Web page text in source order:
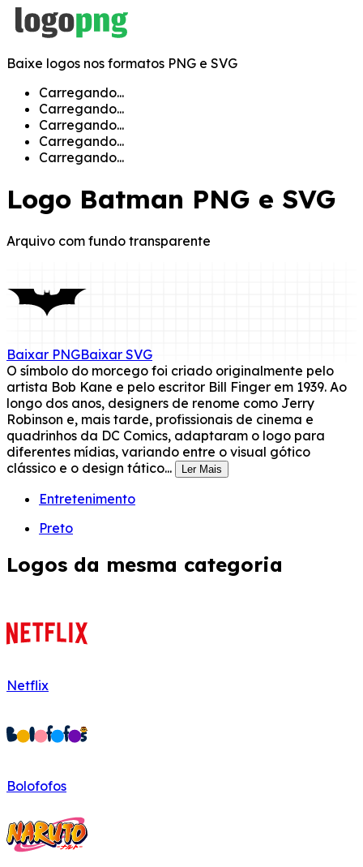
Baixe logos nos formatos PNG e SVG
Carregando...
Carregando...
Carregando...
Carregando...
Carregando...
Logo Batman PNG e SVG
Arquivo com fundo transparente
Baixar PNGBaixar SVG
O símbolo do morcego foi criado originalmente pelo
artista Bob Kane e pelo escritor Bill Finger em 1939. Ao
longo dos anos, designers de renome como Jerry
Robinson e, mais tarde, profissionais de cinema e
quadrinhos da DC Comics, adaptaram o logo para
diferentes mídias, variando entre o visual gótico
clássico e o design tático...
Ler Mais
Entretenimento
Preto
Logos da mesma categoria
Netflix
Bolofofos